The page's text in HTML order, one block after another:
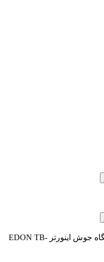
دستگاه جوش اینورتر EDON TB-